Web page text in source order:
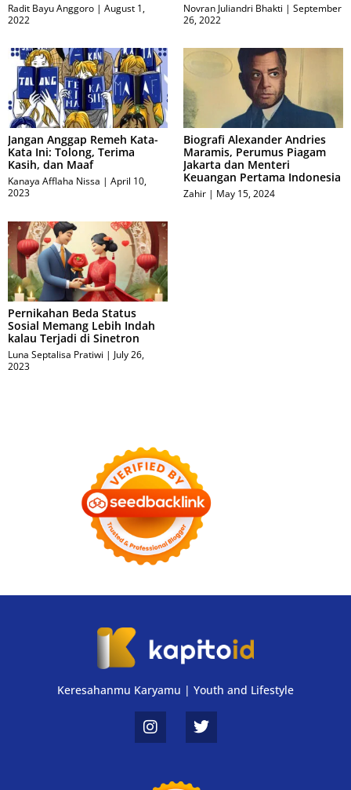
Radit Bayu Anggoro
August 1,
2022
Novran Juliandri Bhakti
September
26, 2022
Jangan Anggap Remeh Kata-
Kata Ini: Tolong, Terima
Kasih, dan Maaf
Kanaya Afflaha Nissa
April 10,
2023
Biografi Alexander Andries
Maramis, Perumus Piagam
Jakarta dan Menteri
Keuangan Pertama Indonesia
Zahir May 15, 2024
Pernikahan Beda Status
Sosial Memang Lebih Indah
kalau Terjadi di Sinetron
Luna Septalisa Pratiwi
July 26,
2023
Keresahanmu Karyamu | Youth and Lifestyle